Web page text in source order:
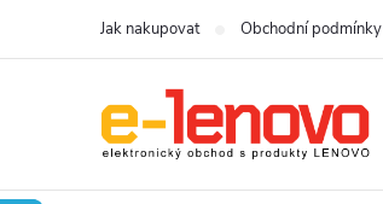
Jak nakupovat Obchodní podmínky